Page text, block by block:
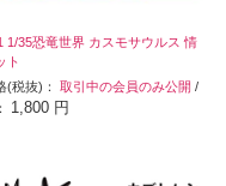
1/35恐竜世界 カスモサウルス 情
ト
(税抜)：取引中の会員のみ公開 /
1,800 円